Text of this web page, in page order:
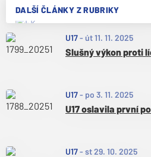
DALŠÍ ČLÁNKY Z RUBRIKY
U17- út 11. 11. 2025
Slušný výkon proti
U17- po 3. 11. 2025
U17 oslavila první
U17- st 29. 10. 2025